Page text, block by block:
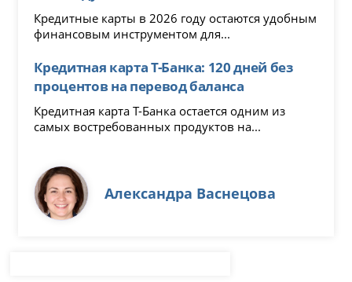
Кредитные карты в 2026 году остаются удобным
финансовым инструментом для...
Кредитная карта Т-Банка: 120 дней без
процентов на перевод баланса
Кредитная карта Т-Банка остается одним из
самых востребованных продуктов на...
Александра Васнецова